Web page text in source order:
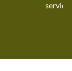
service